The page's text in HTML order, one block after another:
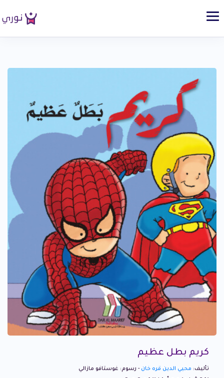
كريم بطل عظيم
تأليف: محيي الدين قره خان - رسوم: غوستافو مازالي